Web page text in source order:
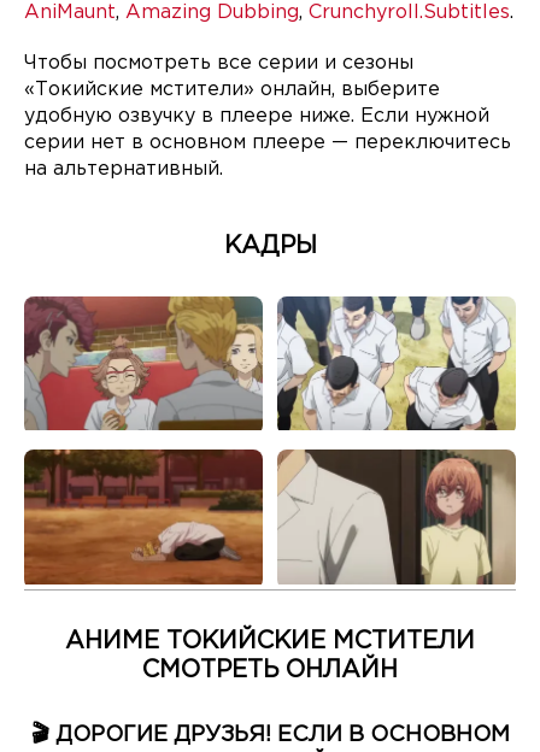
AniMaunt, Amazing Dubbing, Crunchyroll.Subtitles.
Чтобы посмотреть все серии и сезоны
«Токийские мстители» онлайн, выберите
удобную озвучку в плеере ниже. Если нужной
серии нет в основном плеере — переключитесь
на альтернативный.
КАДРЫ
АНИМЕ ТОКИЙСКИЕ МСТИТЕЛИ
СМОТРЕТЬ ОНЛАЙН
🎬 ДОРОГИЕ ДРУЗЬЯ! ЕСЛИ В ОСНОВНОМ